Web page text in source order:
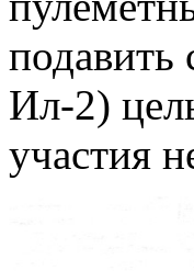
Ил-2)
участия